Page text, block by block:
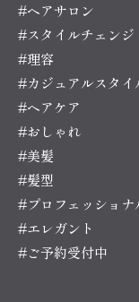
#ヘアサロン
#スタイルチェンジ
#理容
#カジュアルスタイ
#ヘアケア
#おしゃれ
#美髪
#髪型
#プロフェッショナ
#エレガント
#ご予約受付中